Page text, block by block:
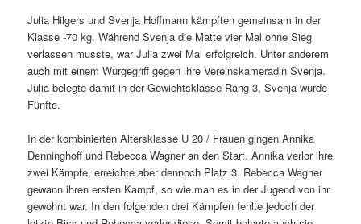
Julia Hilgers und Svenja Hoffmann kämpften gemeinsam in der
Klasse -70 kg. Während Svenja die Matte vier Mal ohne Sieg
verlassen musste, war Julia zwei Mal erfolgreich. Unter anderem
auch mit einem Würgegriff gegen ihre Vereinskameradin Svenja.
Julia belegte damit in der Gewichtsklasse Rang 3, Svenja wurde
Fünfte.
In der kombinierten Altersklasse U 20 / Frauen gingen Annika
Denninghoff und Rebecca Wagner an den Start. Annika verlor ihre
zwei Kämpfe, erreichte aber dennoch Platz 3. Rebecca Wagner
gewann ihren ersten Kampf, so wie man es in der Jugend von ihr
gewohnt war. In den folgenden drei Kämpfen fehlte jedoch der